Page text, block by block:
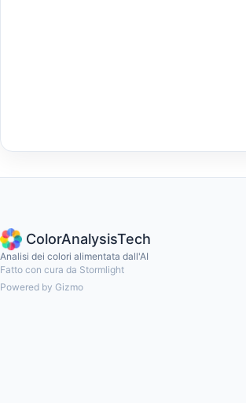
ColorAnalysisTech
Analisi dei colori alimentata dall'AI
Fatto con cura da Stormlight
Powered by Gizmo